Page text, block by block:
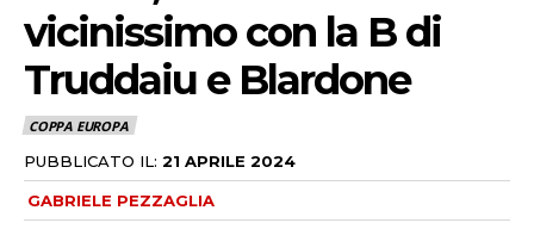
vicinissimo con la B di
Truddaiu e Blardone
COPPA EUROPA
PUBBLICATO IL: 21 APRILE 2024
GABRIELE PEZZAGLIA